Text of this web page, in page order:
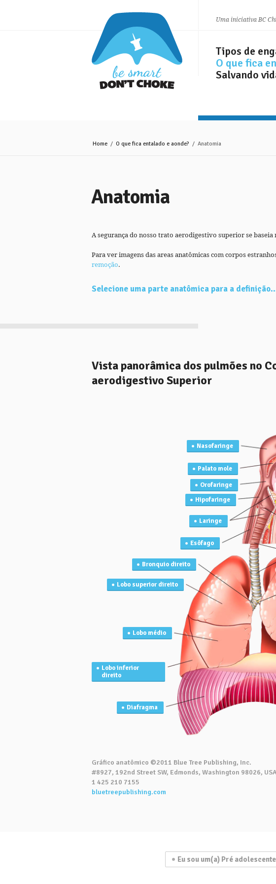
Uma iniciativa BC
Tipos de
O que fica
Salvando
Home / O que fica entalado e aonde? / Anatomia
Anatomia
A segurança do nosso trato aerodigestivo superior se baseia
Para ver imagens das areas anatômicas com corpos
remoção.
Selecione uma parte anatômica para a
Vista panorâmica dos pulmões no
aerodigestivo Superior
Diafragma
Lobo inferior
direito
Lobo médio
Lobo superior direito
Laringe
Palato mole
Esôfago
Nasofaringe
Orofaringe
Hipofaringe
Bronquio direito
Gráfico anatômico ©2011 Blue Tree Publishing, Inc.
#8927, 192nd Street SW, Edmonds, Washington 98026,
1 425 210 7155
bluetreepublishing.com
Eu sou um(a) Pré adolescente